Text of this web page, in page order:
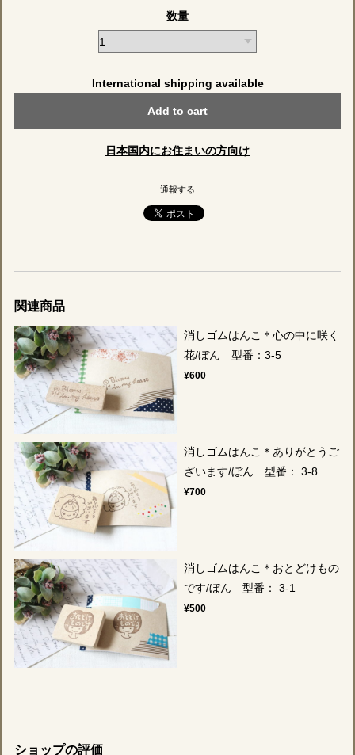
数量
International shipping available
Add to cart
日本国内にお住まいの方向け
通報する
関連商品
消しゴムはんこ＊心の中に咲く
花/ぼん 型番：3-5
¥600
消しゴムはんこ＊ありがとうご
ざいます/ぼん 型番： 3-8
¥700
消しゴムはんこ＊おとどけもの
です/ぼん 型番： 3-1
¥500
ショップの評価